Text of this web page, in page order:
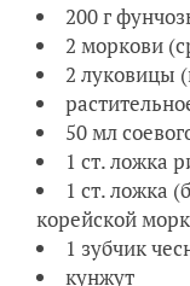
200 г
2 моркови
2 луковицы
50 мл
1 ст. ложка
1 ст. ложка
корейской
1 зубчик
кунжут